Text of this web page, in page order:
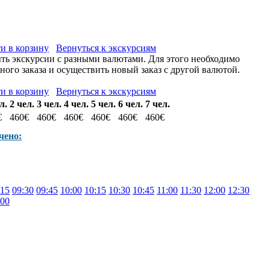
в корзину
Вернуться к экскурсиям
экскурсии с разными валютами. Для этого необходимо
заказа и осуществить новый заказ с другой валютой.
в корзину
Вернуться к экскурсиям
2 чел. 3 чел. 4 чел. 5 чел. 6 чел. 7 чел.
460€ 460€ 460€ 460€ 460€
460€
09:30 09:45 10:00 10:15 10:30 10:45 11:00 11:30 12:00 12:30